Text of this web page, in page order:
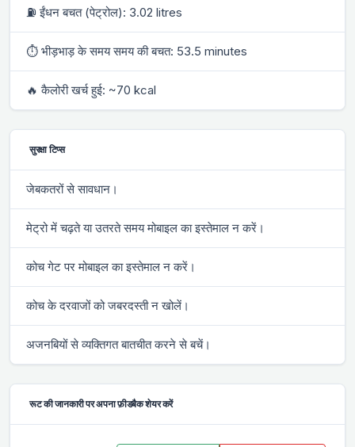
⛽ ईंधन बचत (पेट्रोल): 3.02 litres
⏱ भीड़भाड़ के समय समय की बचत: 53.5 minutes
🔥 कैलोरी खर्च हुई: ~70 kcal
सुरक्षा टिप्स
जेबकतरों से सावधान।
मेट्रो में चढ़ते या उतरते समय मोबाइल का इस्तेमाल न करें।
कोच गेट पर मोबाइल का इस्तेमाल न करें।
कोच के दरवाजों को जबरदस्ती न खोलें।
अजनबियों से व्यक्तिगत बातचीत करने से बचें।
रूट की जानकारी पर अपना फ़ीडबैक शेयर करें